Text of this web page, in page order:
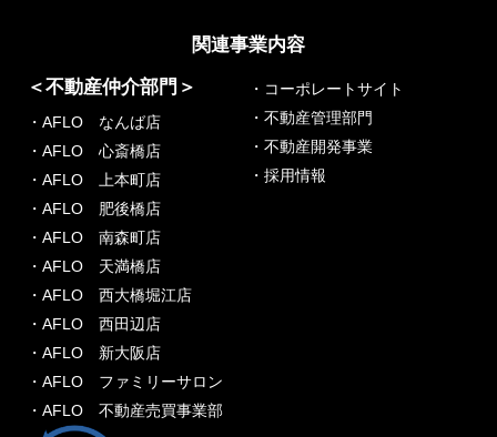
関連事業内容
＜不動産仲介部門＞
・AFLO なんば店
・AFLO 心斎橋店
・AFLO 上本町店
・AFLO 肥後橋店
・AFLO 南森町店
・AFLO 天満橋店
・AFLO 西大橋堀江店
・AFLO 西田辺店
・AFLO 新大阪店
・AFLO ファミリーサロン
・AFLO 不動産売買事業部
・コーポレートサイト
・不動産管理部門
・不動産開発事業
・採用情報